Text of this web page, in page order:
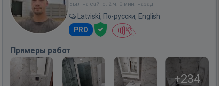
Был на сайте: 2 ч. 0 мин. назад
Latviski, По-русски, English
PRO
Примеры работ
+234